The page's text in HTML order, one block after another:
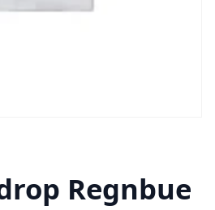
Regnbue